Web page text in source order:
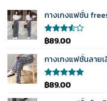
กางเกงแฟชั่น
ให้
ตั้งแต่
1-5
฿89.00
กางเกงแฟชั่นลาย
ให้คะแนน
฿89.00